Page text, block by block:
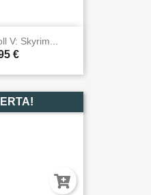
V: Skyrim...
€